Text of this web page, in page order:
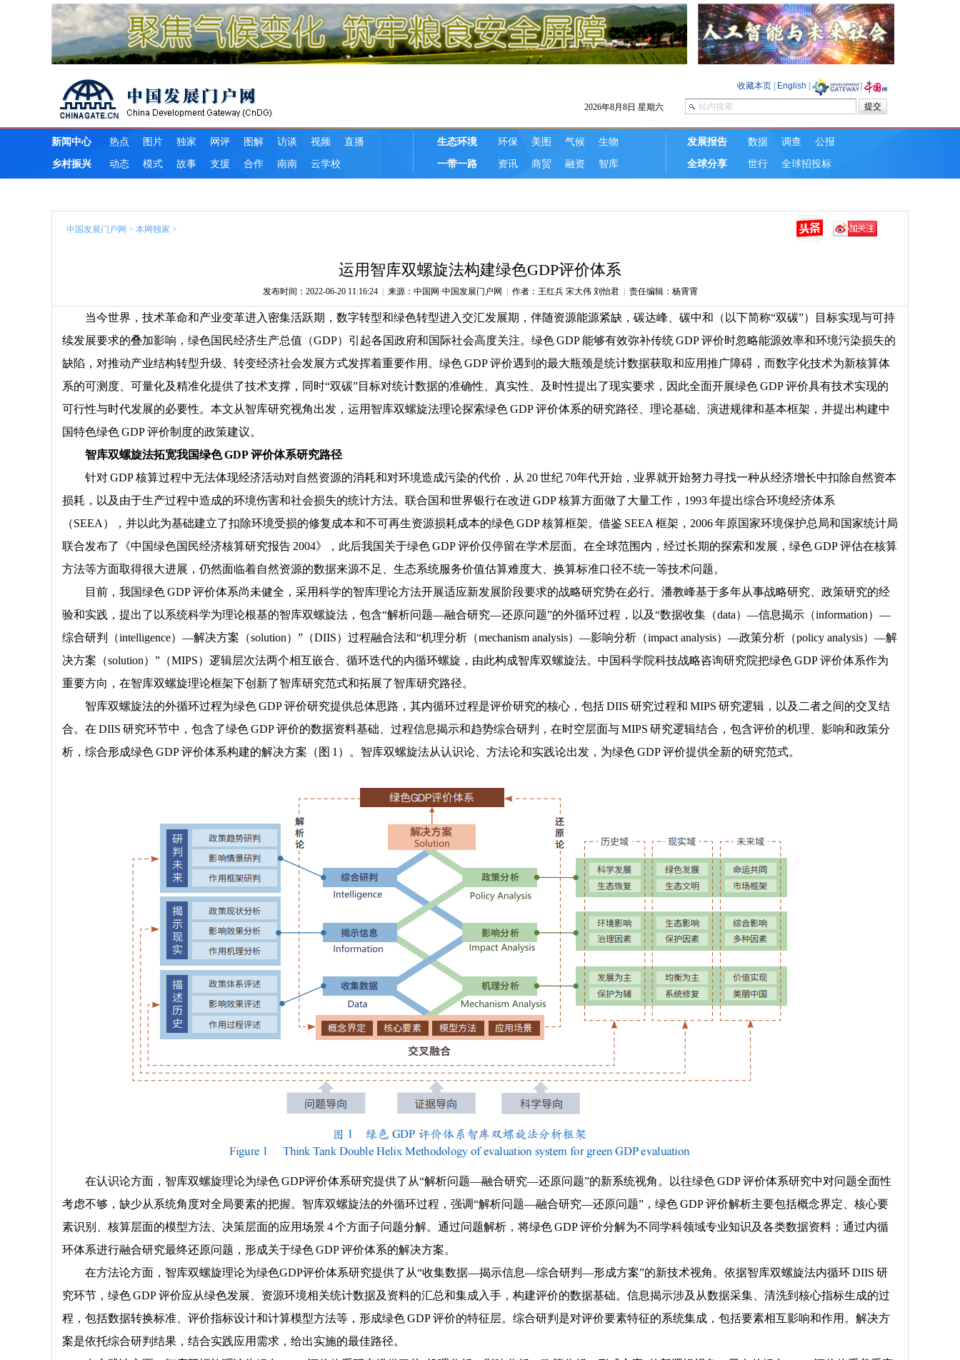
中国发展门户网 > 本网独家 >
运用智库双螺旋法构建绿色GDP评价体系
发布时间：2022-06-20 11:16:24| 来源：中国网·中国发展门户网 作者：王红兵 宋大伟 刘怡君| 责任编辑：杨霄霄
当今世界，技术革命和产业变革进入密集活跃期，数字转型和绿色转型进入交汇发展期，伴随资源能源紧缺，碳达峰、碳中和（以下简称“双碳”）目标实现与可持
续发展要求的叠加影响，绿色国民经济生产总值（GDP）引起各国政府和国际社会高度关注。绿色 GDP 能够有效弥补传统 GDP 评价时忽略能源效率和环境污染损失的
缺陷，对推动产业结构转型升级、转变经济社会发展方式发挥着重要作用。绿色 GDP 评价遇到的最大瓶颈是统计数据获取和应用推广障碍，而数字化技术为新核算体
系的可测度、可量化及精准化提供了技术支撑，同时“双碳”目标对统计数据的准确性、真实性、及时性提出了现实要求，因此全面开展绿色 GDP 评价具有技术实现的
可行性与时代发展的必要性。本文从智库研究视角出发，运用智库双螺旋法理论探索绿色 GDP 评价体系的研究路径、理论基础、演进规律和基本框架，并提出构建中
国特色绿色 GDP 评价制度的政策建议。
智库双螺旋法拓宽我国绿色 GDP 评价体系研究路径
针对 GDP 核算过程中无法体现经济活动对自然资源的消耗和对环境造成污染的代价，从 20 世纪 70年代开始，业界就开始努力寻找一种从经济增长中扣除自然资本
损耗，以及由于生产过程中造成的环境伤害和社会损失的统计方法。联合国和世界银行在改进 GDP 核算方面做了大量工作，1993 年提出综合环境经济体系
（SEEA），并以此为基础建立了扣除环境受损的修复成本和不可再生资源损耗成本的绿色 GDP 核算框架。借鉴 SEEA 框架，2006 年原国家环境保护总局和国家统计局
联合发布了《中国绿色国民经济核算研究报告 2004》，此后我国关于绿色 GDP 评价仅停留在学术层面。在全球范围内，经过长期的探索和发展，绿色 GDP 评估在核算
方法等方面取得很大进展，仍然面临着自然资源的数据来源不足、生态系统服务价值估算难度大、换算标准口径不统一等技术问题。
目前，我国绿色 GDP 评价体系尚未健全，采用科学的智库理论方法开展适应新发展阶段要求的战略研究势在必行。潘教峰基于多年从事战略研究、政策研究的经
验和实践，提出了以系统科学为理论根基的智库双螺旋法，包含“解析问题—融合研究—还原问题”的外循环过程，以及“数据收集（data）—信息揭示（information）—
综合研判（intelligence）—解决方案（solution）”（DIIS）过程融合法和“机理分析（mechanism analysis）—影响分析（impact analysis）—政策分析（policy analysis）—解
决方案（solution）”（MIPS）逻辑层次法两个相互嵌合、循环迭代的内循环螺旋，由此构成智库双螺旋法。中国科学院科技战略咨询研究院把绿色 GDP 评价体系作为
重要方向，在智库双螺旋理论框架下创新了智库研究范式和拓展了智库研究路径。
智库双螺旋法的外循环过程为绿色 GDP 评价研究提供总体思路，其内循环过程是评价研究的核心，包括 DIIS 研究过程和 MIPS 研究逻辑，以及二者之间的交叉结
合。在 DIIS 研究环节中，包含了绿色 GDP 评价的数据资料基础、过程信息揭示和趋势综合研判，在时空层面与 MIPS 研究逻辑结合，包含评价的机理、影响和政策分
析，综合形成绿色 GDP 评价体系构建的解决方案（图 1）。智库双螺旋法从认识论、方法论和实践论出发，为绿色 GDP 评价提供全新的研究范式。
在认识论方面，智库双螺旋理论为绿色 GDP评价体系研究提供了从“解析问题—融合研究—还原问题”的新系统视角。以往绿色 GDP 评价体系研究中对问题全面性
考虑不够，缺少从系统角度对全局要素的把握。智库双螺旋法的外循环过程，强调“解析问题—融合研究—还原问题”，绿色 GDP 评价解析主要包括概念界定、核心要
素识别、核算层面的模型方法、决策层面的应用场景 4 个方面子问题分解。通过问题解析，将绿色 GDP 评价分解为不同学科领域专业知识及各类数据资料；通过内循
环体系进行融合研究最终还原问题，形成关于绿色 GDP 评价体系的解决方案。
在方法论方面，智库双螺旋理论为绿色GDP评价体系研究提供了从“收集数据—揭示信息—综合研判—形成方案”的新技术视角。依据智库双螺旋法内循环 DIIS 研
究环节，绿色 GDP 评价应从绿色发展、资源环境相关统计数据及资料的汇总和集成入手，构建评价的数据基础。信息揭示涉及从数据采集、清洗到核心指标生成的过
程，包括数据转换标准、评价指标设计和计算模型方法等，形成绿色 GDP 评价的特征层。综合研判是对评价要素特征的系统集成，包括要素相互影响和作用。解决方
案是依托综合研判结果，结合实践应用需求，给出实施的最佳路径。